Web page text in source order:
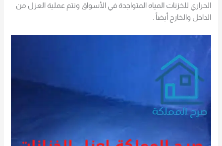
الحراري للخزنات المياه المتواجدة في الأسواق وتتم عملية العزل من
الداخل والخارج أيضاً .